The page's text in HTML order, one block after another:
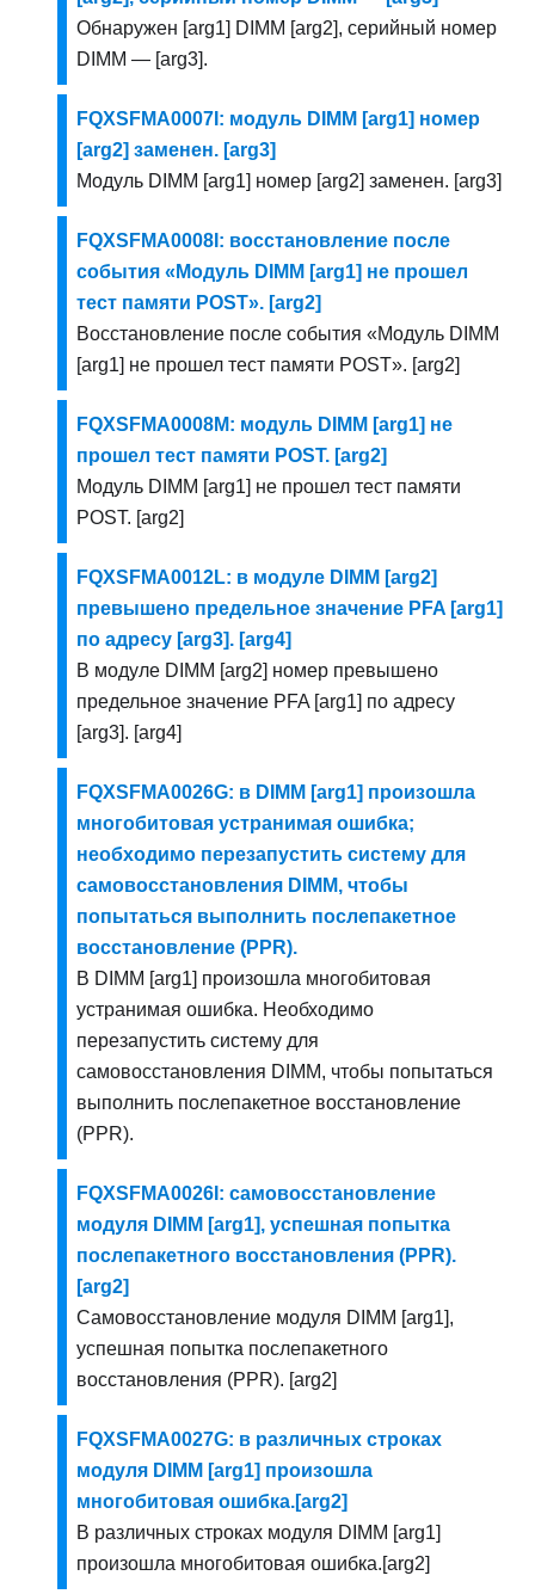
Обнаружен [arg1] DIMM [arg2], серийный номер
DIMM — [arg3].
FQXSFMA0007I: модуль DIMM [arg1] номер
[arg2] заменен. [arg3]
Модуль DIMM [arg1] номер [arg2] заменен. [arg3]
FQXSFMA0008I: восстановление после
события «Модуль DIMM [arg1] не прошел
тест памяти POST». [arg2]
Восстановление после события «Модуль DIMM
[arg1] не прошел тест памяти POST». [arg2]
FQXSFMA0008M: модуль DIMM [arg1] не
прошел тест памяти POST. [arg2]
Модуль DIMM [arg1] не прошел тест памяти
POST. [arg2]
FQXSFMA0012L: в модуле DIMM [arg2]
превышено предельное значение PFA [arg1]
по адресу [arg3]. [arg4]
В модуле DIMM [arg2] номер превышено
предельное значение PFA [arg1] по адресу
[arg3]. [arg4]
FQXSFMA0026G: в DIMM [arg1] произошла
многобитовая устранимая ошибка;
необходимо перезапустить систему для
самовосстановления DIMM, чтобы
попытаться выполнить послепакетное
восстановление (PPR).
В DIMM [arg1] произошла многобитовая
устранимая ошибка. Необходимо
перезапустить систему для
самовосстановления DIMM, чтобы попытаться
выполнить послепакетное восстановление
(PPR).
FQXSFMA0026I: самовосстановление
модуля DIMM [arg1], успешная попытка
послепакетного восстановления (PPR).
[arg2]
Самовосстановление модуля DIMM [arg1],
успешная попытка послепакетного
восстановления (PPR). [arg2]
FQXSFMA0027G: в различных строках
модуля DIMM [arg1] произошла
многобитовая ошибка.[arg2]
В различных строках модуля DIMM [arg1]
произошла многобитовая ошибка.[arg2]